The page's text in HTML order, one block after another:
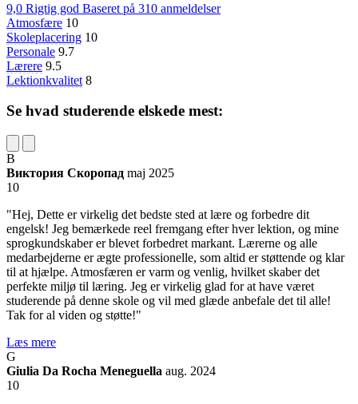
9,0 Rigtig god Baseret på 310 anmeldelser
Atmosfære 10
Skoleplacering 10
Personale 9.7
Lærere 9.5
Lektionkvalitet 8
Se hvad studerende elskede mest:
В
Виктория Скоропад maj 2025
10
"Hej, Dette er virkelig det bedste sted at lære og forbedre dit
engelsk! Jeg bemærkede reel fremgang efter hver lektion, og mine
sprogkundskaber er blevet forbedret markant. Lærerne og alle
medarbejderne er ægte professionelle, som altid er støttende og klar
til at hjælpe. Atmosfæren er varm og venlig, hvilket skaber det
perfekte miljø til læring. Jeg er virkelig glad for at have været
studerende på denne skole og vil med glæde anbefale det til alle!
Tak for al viden og støtte!"
Læs mere
G
Giulia Da Rocha Meneguella aug. 2024
10